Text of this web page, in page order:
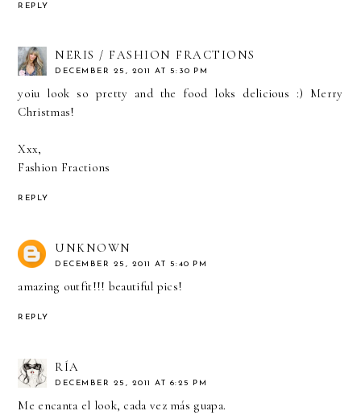
REPLY
NERIS / FASHION FRACTIONS
DECEMBER 25, 2011 AT 5:30 PM
yoiu look so pretty and the food loks delicious :) Merry
Christmas!
Xxx,
Fashion Fractions
REPLY
UNKNOWN
DECEMBER 25, 2011 AT 5:40 PM
amazing outfit!!! beautiful pics!
REPLY
RÍA
DECEMBER 25, 2011 AT 6:25 PM
Me encanta el look, cada vez más guapa.